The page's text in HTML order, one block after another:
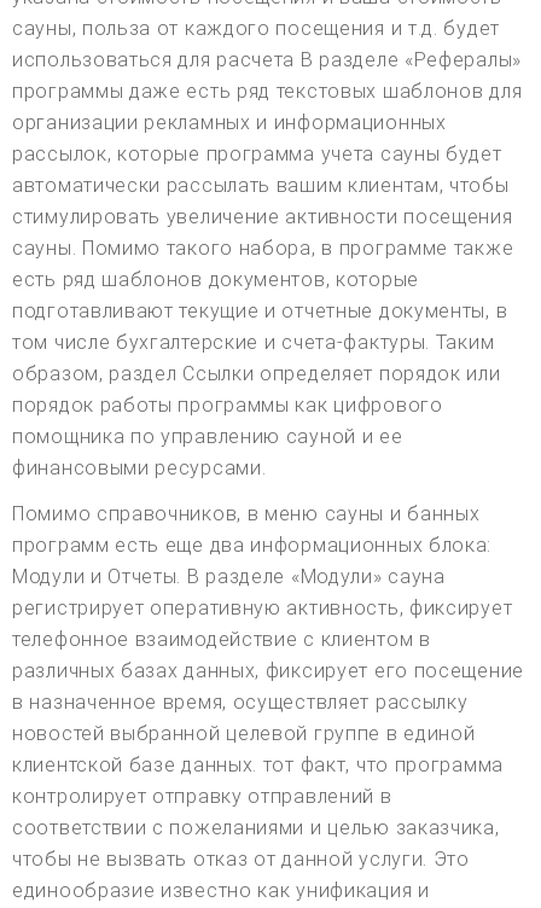
сауны, польза от каждого посещения и т.д. будет
использоваться для расчета В разделе «Рефералы»
программы даже есть ряд текстовых шаблонов для
организации рекламных и информационных
рассылок, которые программа учета сауны будет
автоматически рассылать вашим клиентам, чтобы
стимулировать увеличение активности посещения
сауны. Помимо такого набора, в программе также
есть ряд шаблонов документов, которые
подготавливают текущие и отчетные документы, в
том числе бухгалтерские и счета-фактуры. Таким
образом, раздел Ссылки определяет порядок или
порядок работы программы как цифрового
помощника по управлению сауной и ее
финансовыми ресурсами.
Помимо справочников, в меню сауны и банных
программ есть еще два информационных блока:
Модули и Отчеты. В разделе «Модули» сауна
регистрирует оперативную активность, фиксирует
телефонное взаимодействие с клиентом в
различных базах данных, фиксирует его посещение
в назначенное время, осуществляет рассылку
новостей выбранной целевой группе в единой
клиентской базе данных. тот факт, что программа
контролирует отправку отправлений в
соответствии с пожеланиями и целью заказчика,
чтобы не вызвать отказ от данной услуги. Это
единообразие известно как унификация и